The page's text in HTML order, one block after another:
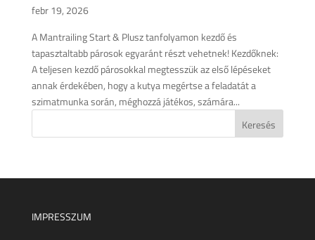
febr 19, 2026
A Mantrailing Start & Plusz tanfolyamon kezdő és
tapasztaltabb párosok egyaránt részt vehetnek! Kezdőknek:
A teljesen kezdő párosokkal megtesszük az első lépéseket
annak érdekében, hogy a kutya megértse a feladatát a
szimatmunka során, méghozzá játékos, számára...
IMPRESSZUM